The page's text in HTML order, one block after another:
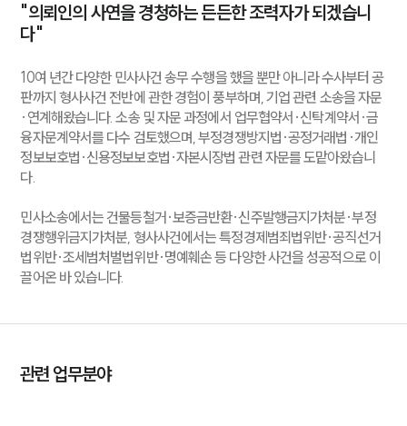
"의뢰인의 사연을 경청하는 든든한 조력자가 되겠습니
다"
10여 년간 다양한 민사사건 송무 수행을 했을 뿐만 아니라 수사부터 공
판까지 형사사건 전반에 관한 경험이 풍부하며, 기업 관련 소송을 자문
·연계해왔습니다. 소송 및 자문 과정에서 업무협약서·신탁계약서·금
융자문계약서를 다수 검토했으며, 부정경쟁방지법·공정거래법·개인
정보보호법·신용정보보호법·자본시장법 관련 자문를 도맡아왔습니
다.
민사소송에서는 건물등철거·보증금반환·신주발행금지가처분·부정
경쟁행위금지가처분, 형사사건에서는 특정경제범죄법위반·공직선거
법위반·조세범처벌법위반·명예훼손 등 다양한 사건을 성공적으로 이
끌어온 바 있습니다.
관련 업무분야